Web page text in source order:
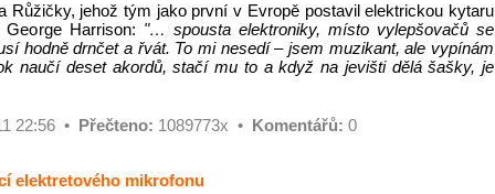
Růžičky, jehož tým jako první v Evropě postavil elektrickou kytaru
Harrison: "… spousta elektroniky, místo vylepšovačů se
hodně drnčet a řvát. To mi nesedí – jsem muzikant, ale vypínám
naučí deset akordů, stačí mu to a když na jevišti dělá šašky, je
22:56 • Přečteno: 1089773x • Komentářů: 0
elektretového mikrofonu